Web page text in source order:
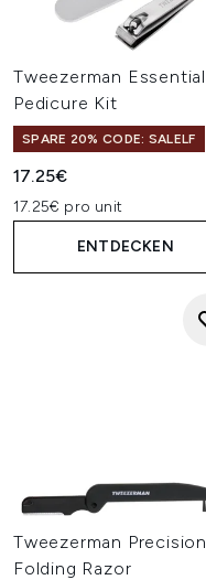
Tweezerman Essential
Pedicure Kit
SPARE 20% CODE: SALELF
17.25€
17.25€ pro unit
ENTDECKEN
Tweezerman Precision
Folding Razor